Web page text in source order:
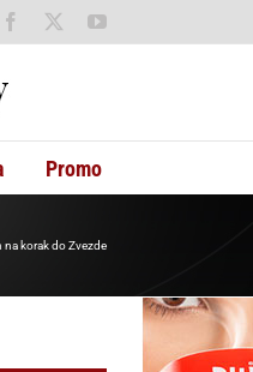
Facebook YouTube
Promo
na korak do Zvezde